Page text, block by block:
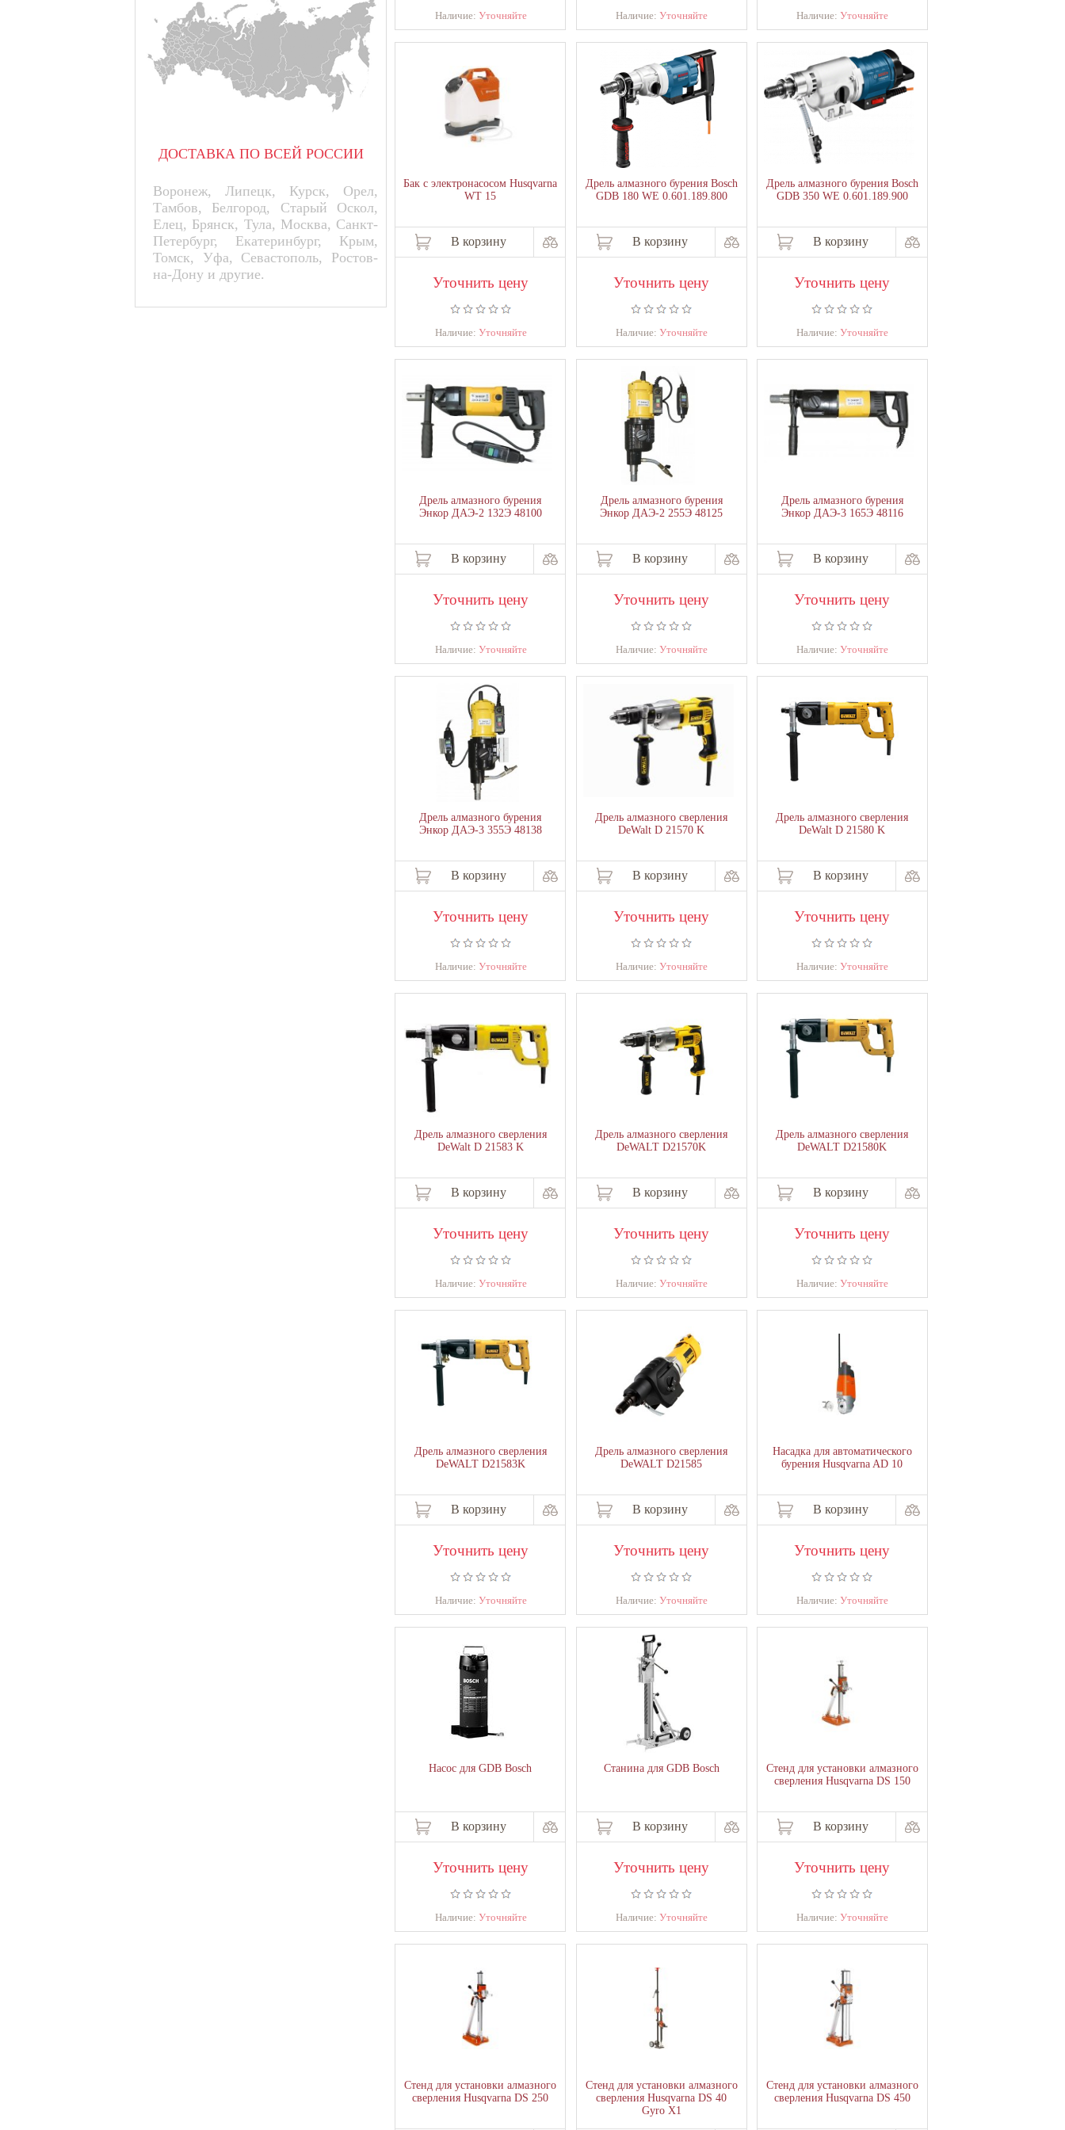
ДОСТАВКА ПО ВСЕЙ РОССИИ
Воронеж, Липецк, Курск, Орел,
Тамбов, Белгород, Старый Оскол,
Елец, Брянск, Тула, Москва, Санкт-
Петербург, Екатеринбург, Крым,
Томск, Уфа, Севастополь, Ростов-
на-Дону и другие.
Наличие: Уточняйте Наличие:Уточняйте
Наличие:Уточняйте
Бак с электронасосом Husqvarna
WT 15
В корзину
Уточнить цену
Наличие: Уточняйте
Дрель алмазного бурения Bosch
GDB 180 WE 0.601.189.800
В корзину
Уточнить цену
Наличие:Уточняйте
Дрель алмазного бурения Bosch
GDB 350 WE 0.601.189.900
В корзину
Уточнить цену
Наличие:Уточняйте
Дрель алмазного бурения
Энкор ДАЭ-2 132Э 48100
В корзину
Уточнить цену
Наличие: Уточняйте
Дрель алмазного бурения
Энкор ДАЭ-2 255Э 48125
В корзину
Уточнить цену
Наличие:Уточняйте
Дрель алмазного бурения
Энкор ДАЭ-3 165Э 48116
В корзину
Уточнить цену
Наличие:Уточняйте
Дрель алмазного бурения
Энкор ДАЭ-3 355Э 48138
В корзину
Уточнить цену
Наличие: Уточняйте
Дрель алмазного сверления
DeWalt D 21570 K
В корзину
Уточнить цену
Наличие:Уточняйте
Дрель алмазного сверления
DeWalt D 21580 K
В корзину
Уточнить цену
Наличие:Уточняйте
Дрель алмазного сверления
DeWalt D 21583 K
В корзину
Уточнить цену
Наличие: Уточняйте
Дрель алмазного сверления
DeWALT D21570K
В корзину
Уточнить цену
Наличие:Уточняйте
Дрель алмазного сверления
DeWALT D21580K
В корзину
Уточнить цену
Наличие:Уточняйте
Дрель алмазного сверления
DeWALT D21583K
В корзину
Уточнить цену
Наличие: Уточняйте
Дрель алмазного сверления
DeWALT D21585
В корзину
Уточнить цену
Наличие:Уточняйте
Насадка для автоматического
бурения Husqvarna AD 10
В корзину
Уточнить цену
Наличие:Уточняйте
Насос для GDB Bosch
В корзину
Уточнить цену
Наличие: Уточняйте
Станина для GDB Bosch
В корзину
Уточнить цену
Наличие:Уточняйте
Стенд для установки алмазного
сверления Husqvarna DS 150
В корзину
Уточнить цену
Наличие:Уточняйте
Стенд для установки алмазного
сверления Husqvarna DS 250
Стенд для установки алмазного
сверления Husqvarna DS 40
Gyro X1
Стенд для установки алмазного
сверления Husqvarna DS 450